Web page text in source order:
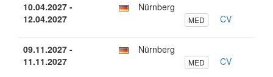
10.04.2027 -
12.04.2027
Nürnberg
MED CV
09.11.2027 -
11.11.2027
Nürnberg
MED CV